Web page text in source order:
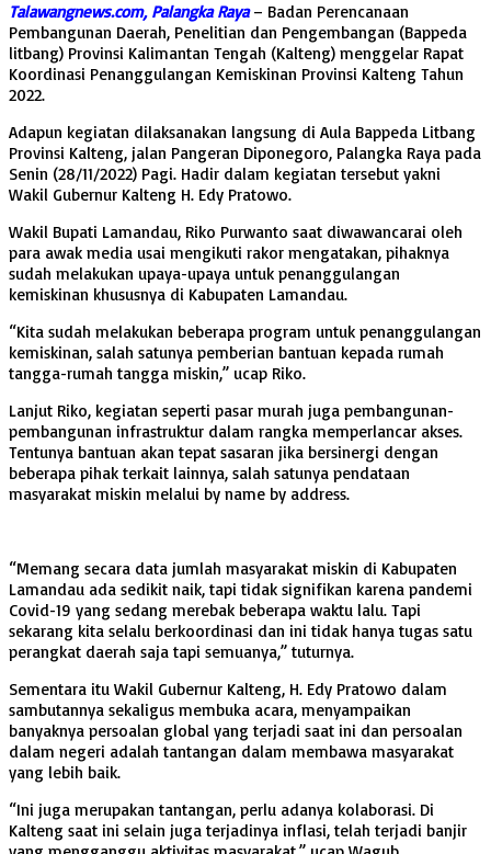
Talawangnews.com, Palangka Raya– Badan Perencanaan
Pembangunan Daerah, Penelitian dan Pengembangan (Bappeda
litbang) Provinsi Kalimantan Tengah (Kalteng) menggelar Rapat
Koordinasi Penanggulangan Kemiskinan Provinsi Kalteng Tahun
2022.
Adapun kegiatan dilaksanakan langsung di Aula Bappeda Litbang
Provinsi Kalteng, jalan Pangeran Diponegoro, Palangka Raya pada
Senin (28/11/2022) Pagi. Hadir dalam kegiatan tersebut yakni
Wakil Gubernur Kalteng H. Edy Pratowo.
Wakil Bupati Lamandau, Riko Purwanto saat diwawancarai oleh
para awak media usai mengikuti rakor mengatakan, pihaknya
sudah melakukan upaya-upaya untuk penanggulangan
kemiskinan khususnya di Kabupaten Lamandau.
“Kita sudah melakukan beberapa program untuk penanggulangan
kemiskinan, salah satunya pemberian bantuan kepada rumah
tangga-rumah tangga miskin,” ucap Riko.
Lanjut Riko, kegiatan seperti pasar murah juga pembangunan-
pembangunan infrastruktur dalam rangka memperlancar akses.
Tentunya bantuan akan tepat sasaran jika bersinergi dengan
beberapa pihak terkait lainnya, salah satunya pendataan
masyarakat miskin melalui by name by address.
“Memang secara data jumlah masyarakat miskin di Kabupaten
Lamandau ada sedikit naik, tapi tidak signifikan karena pandemi
Covid-19 yang sedang merebak beberapa waktu lalu. Tapi
sekarang kita selalu berkoordinasi dan ini tidak hanya tugas satu
perangkat daerah saja tapi semuanya,” tuturnya.
Sementara itu Wakil Gubernur Kalteng, H. Edy Pratowo dalam
sambutannya sekaligus membuka acara, menyampaikan
banyaknya persoalan global yang terjadi saat ini dan persoalan
dalam negeri adalah tantangan dalam membawa masyarakat
yang lebih baik.
“Ini juga merupakan tantangan, perlu adanya kolaborasi. Di
Kalteng saat ini selain juga terjadinya inflasi, telah terjadi banjir